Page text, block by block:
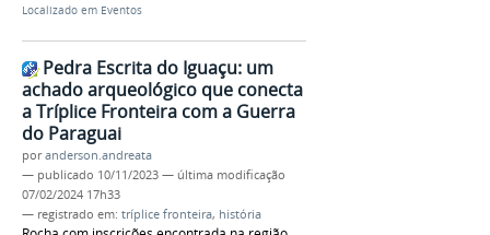
Localizado em Eventos
Pedra Escrita do Iguaçu: um
achado arqueológico que conecta
a Tríplice Fronteira com a Guerra
do Paraguai
poranderson.andreata
— publicado 10/11/2023 — última modificação
07/02/2024 17h33
— registrado em: tríplice fronteira, história